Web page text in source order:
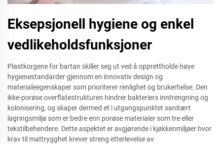
Eksepsjonell hygiene og enkel
vedlikeholdsfunksjoner
Plastkorgene for bartan skiller seg ut ved å opprettholde høye
hygienestandarder gjennom en innovativ design og
materialeegenskaper som prioriterer renlighet og brukerhelse. Den
ikke-porøse overflatestrukturen hindrer bakteriers inntrengning og
kolonisering, og skaper dermed et i utgangspunktet sanitært
lagringsmiljø som er bedre enn porøse materialer som tre eller
tekstilbehendere. Dette aspektet er avgjørende i kjøkkenmiljøer hvor
krav til mattrygghet krever streng etterlevelse av